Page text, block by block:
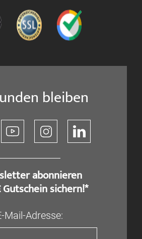
bleiben
abonnieren
sichern!*
Mail-Adresse: